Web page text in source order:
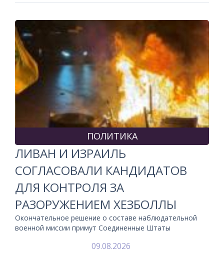
ПОЛИТИКА
ЛИВАН И ИЗРАИЛЬ
СОГЛАСОВАЛИ КАНДИДАТОВ
ДЛЯ КОНТРОЛЯ ЗА
РАЗОРУЖЕНИЕМ ХЕЗБОЛЛЫ
Окончательное решение о составе наблюдательной
военной миссии примут Соединенные Штаты
09.08.2026